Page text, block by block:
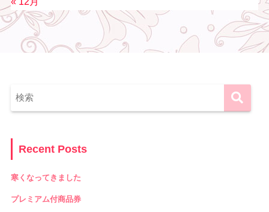
Recent Posts
寒くなってきました
プレミアム付商品券